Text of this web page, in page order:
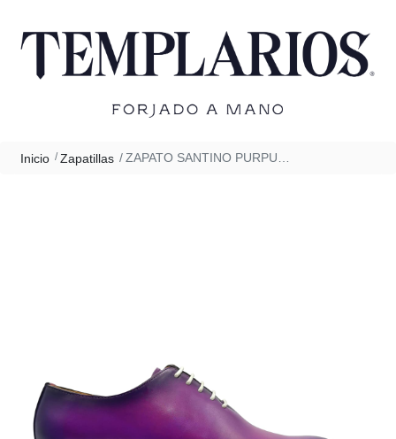
Inicio Zapatillas ZAPATO SANTINO PURPURA